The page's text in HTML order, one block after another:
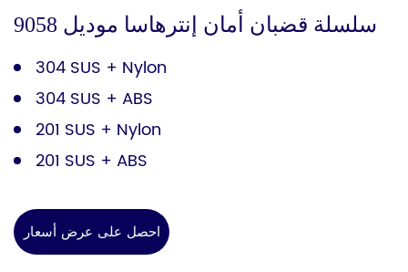
سلسلة قضبان أمان إنترهاسا موديل 9058
304 SUS + Nylon
304 SUS + ABS
201 SUS + Nylon
201 SUS + ABS
احصل على عرض أسعار